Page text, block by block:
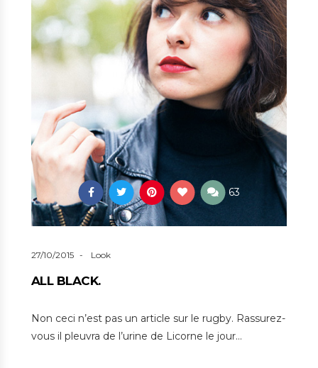
63
27/10/2015 Look
ALL BLACK.
Non ceci n’est pas un article sur le rugby. Rassurez-
vous il pleuvra de l’urine de Licorne le jour…